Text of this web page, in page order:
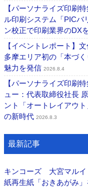
【パーソナライズ印刷
ル印刷システム「PIC
ン校正で印刷業界のDX
【イベントレポート】
多摩エリア初の「本づ
魅力を発信 2026.8.4
【パーソナライズ印刷
ュー：代表取締役社長
ント「オートレイアウ
の新時代 2026.8.3
最新記事
キンコーズ 大宮マル
紙再生紙「おきあがみ